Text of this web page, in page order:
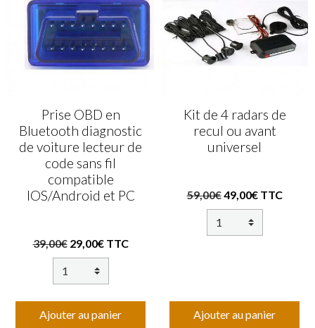
Prise OBD en
Bluetooth diagnostic
de voiture lecteur de
code sans fil
compatible
IOS/Android et PC
39,00€ 29,00€ TTC
Ajouter au panier
Kit de 4 radars de
recul ou avant
universel
59,00€49,00€ TTC
Ajouter au panier